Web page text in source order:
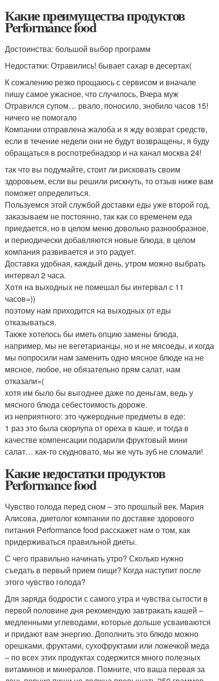
Какие преимущества продуктов
Performance food
Достоинства: большой выбор программ
Недостатки: Отравились! бывает сахар в десертах(
К сожалению резко прощаюсь с сервисом и вначале
пишу самое ужасное, что случилось, Вчера муж
Отравился супом… рвало, поносило, знобило часов 15!
ничего не помогало
Компании отправлена жалоба и я жду возврат средств,
если в течение недели они не будут возвращены, я буду
обращаться в роспотребнадзор и на канал москва 24!
так что вы подумайте, стоит ли рисковать своим
здоровьем, если вы решили рискнуть, то отзыв ниже вам
поможет определиться.
Пользуемся этой службой доставки еды уже второй год,
заказываем не постоянно, так как со временем еда
приедается, но в целом меню довольно разнообразное,
и периодически добавляются новые блюда, в целом
компания развивается и это радует.
Доставка удобная, каждый день, утром можно выбрать
интервал 2 часа.
Хотя на выходных не помешал бы интервал с 11
часов=))
поэтому нам приходится на выходных от еды
отказываться.
Также хотелось бы иметь опцию замены блюда,
например, мы не вегетарианцы, но и не мясоеды, и когда
мы попросили нам заменить одно мясное блюде на не
мясное, любое, не обязательно прям салат, нам
отказали=(
хотя им было бы выгоднее даже по деньгам, ведь у
мясного блюда себестоимость дороже.
из неприятного: это чужеродные предметы в еде:
1 раз это была скорлупа от ореха в каше, и тогда в
качестве компенсации подарили фруктовый мини
салат… как-то скудновато, мы же чуть зуб не сломали!
Какие недостатки продуктов
Performance food
Чувство голода перед сном – это прошлый век. Мария
Алисова, диетолог компании по доставке здорового
питания Performance food расскажет нам о том, как
придерживаться правильной диеты.
С чего правильно начинать утро? Сколько нужно
съедать в первый прием пищи? Когда наступит после
этого чувство голода?
Для заряда бодрости с самого утра и чувства сытости в
первой половине дня рекомендую завтракать кашей –
медленными углеводами, которые дольше усваиваются
и придают вам энергию. Дополнить это блюдо можно
орешками, фруктами, сухофруктами или ложечкой меда
– по всех этих продуктах содержится много полезных
витаминов и минералов. Помните, что ваша первая за